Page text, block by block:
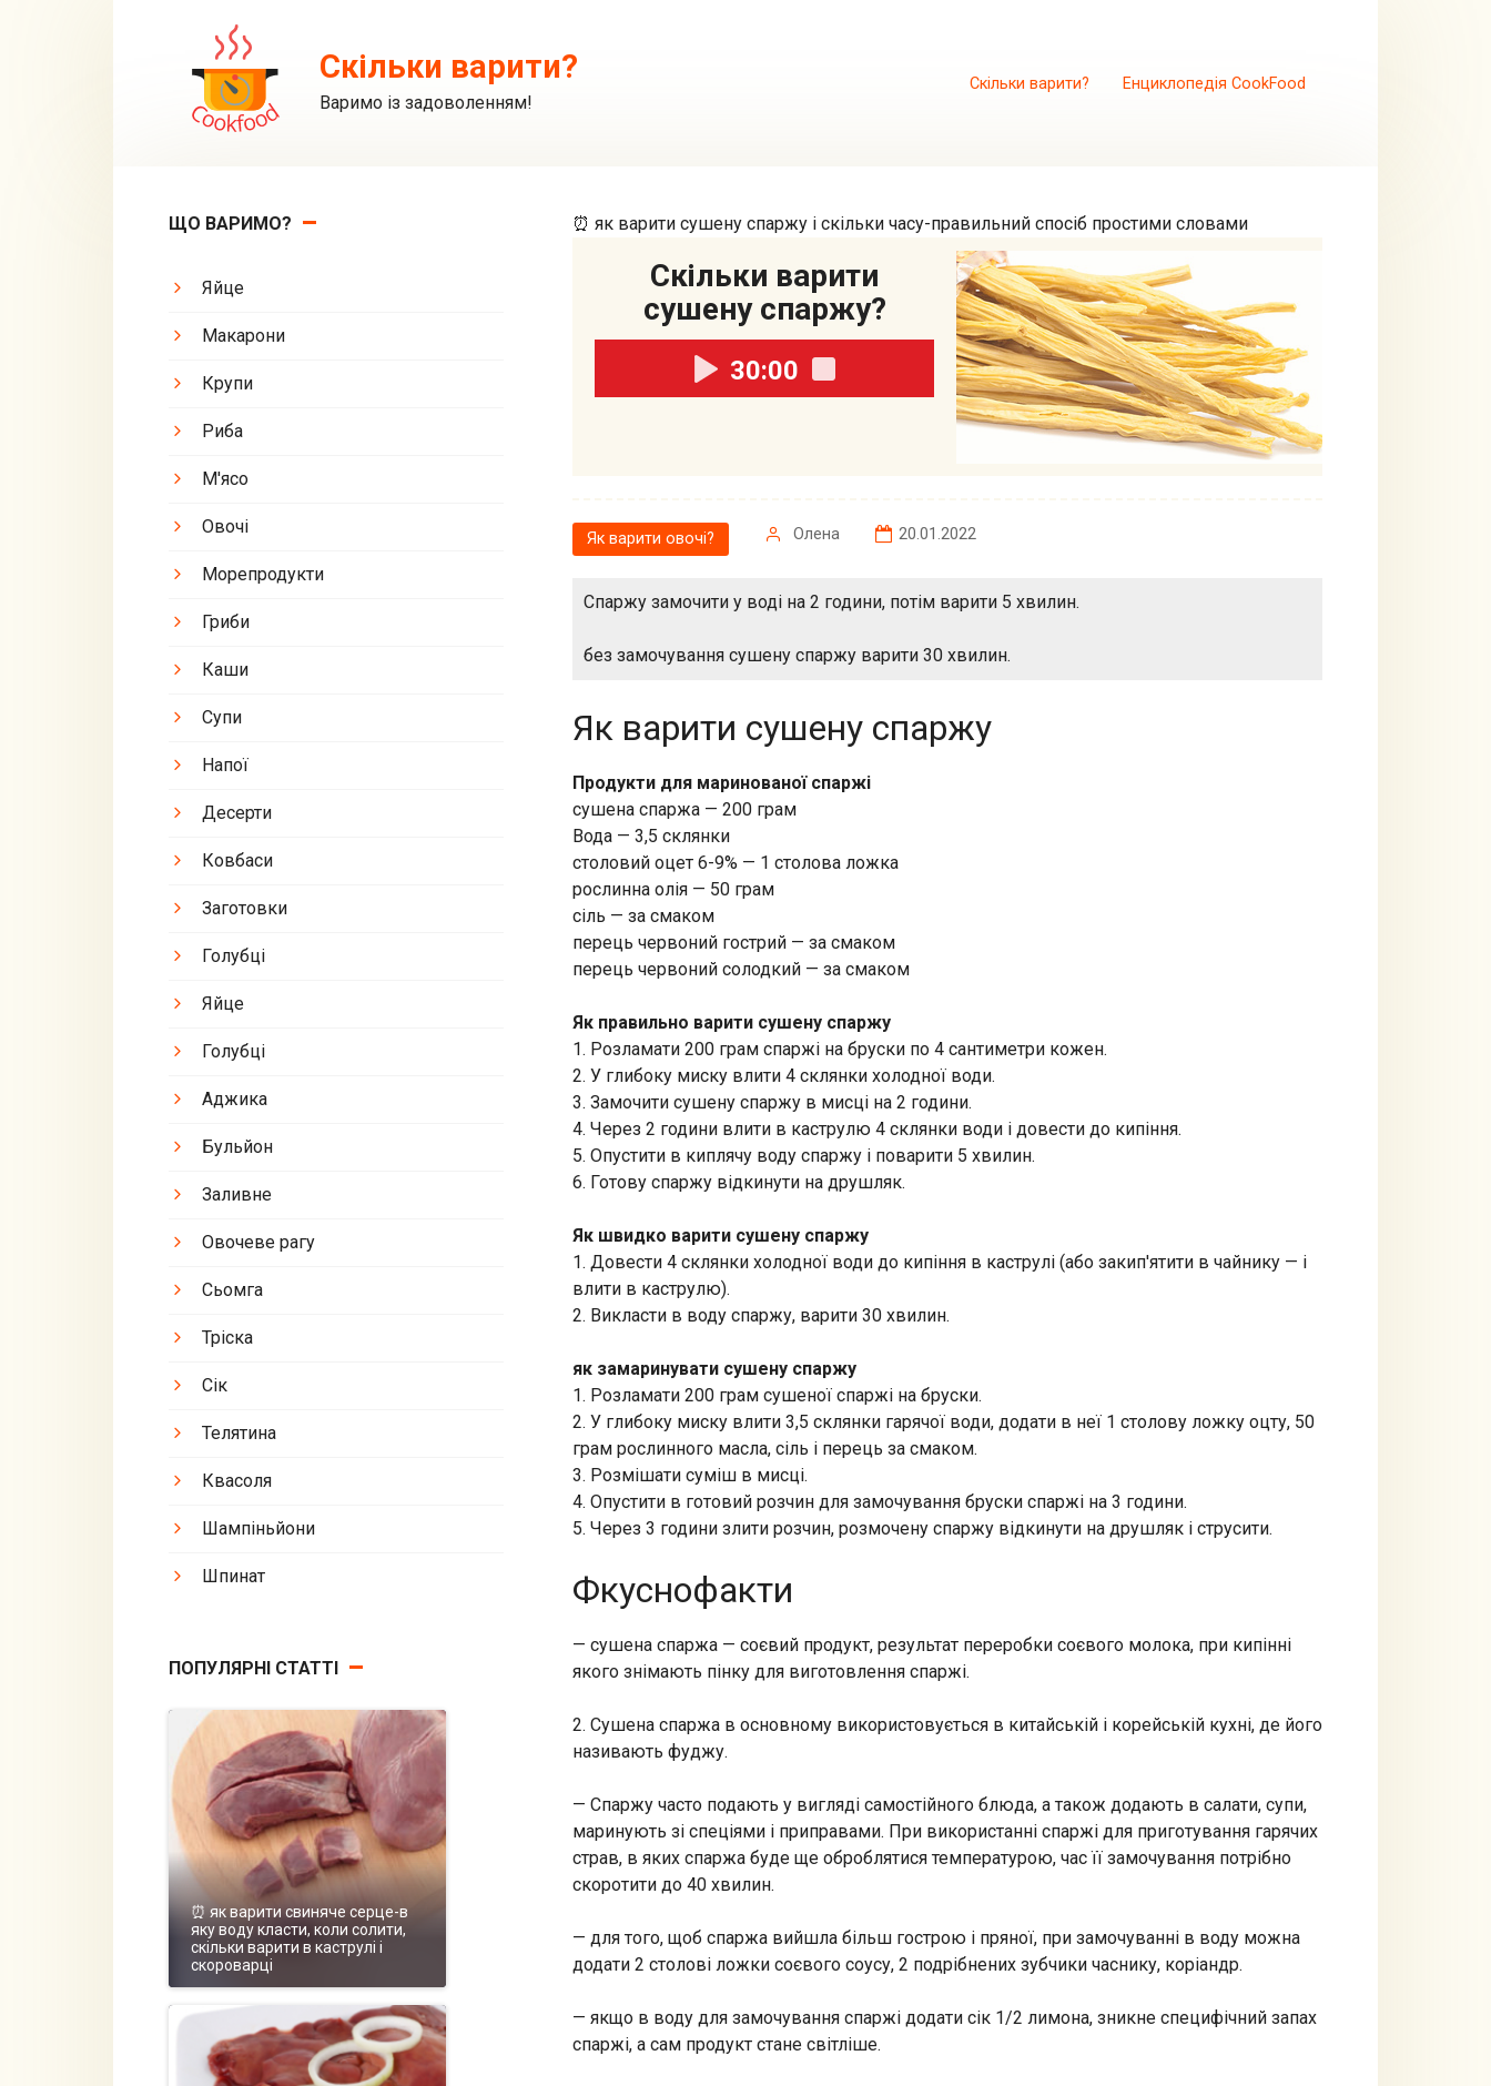
Скільки варити?
Варимо із задоволенням!
Скільки варити? Енциклопедія CookFood
⏰ як варити сушену спаржу і скільки часу-правильний спосіб простими словами
Скільки варити
сушену спаржу?
30:00
Як варити овочі? Олена 20.01.2022
Спаржу замочити у воді на 2 години, потім варити 5 хвилин.
без замочування сушену спаржу варити 30 хвилин.
Як варити сушену спаржу
Продукти для маринованої спаржі
сушена спаржа — 200 грам
Вода — 3,5 склянки
столовий оцет 6-9% — 1 столова ложка
рослинна олія — 50 грам
сіль — за смаком
перець червоний гострий — за смаком
перець червоний солодкий — за смаком
Як правильно варити сушену спаржу
1. Розламати 200 грам спаржі на бруски по 4 сантиметри кожен.
2. У глибоку миску влити 4 склянки холодної води.
3. Замочити сушену спаржу в мисці на 2 години.
4. Через 2 години влити в каструлю 4 склянки води і довести до кипіння.
5. Опустити в киплячу воду спаржу і поварити 5 хвилин.
6. Готову спаржу відкинути на друшляк.
Як швидко варити сушену спаржу
1. Довести 4 склянки холодної води до кипіння в каструлі (або закип'ятити в чайнику — і
влити в каструлю).
2. Викласти в воду спаржу, варити 30 хвилин.
як замаринувати сушену спаржу
1. Розламати 200 грам сушеної спаржі на бруски.
2. У глибоку миску влити 3,5 склянки гарячої води, додати в неї 1 столову ложку оцту, 50
грам рослинного масла, сіль і перець за смаком.
3. Розмішати суміш в мисці.
4. Опустити в готовий розчин для замочування бруски спаржі на 3 години.
5. Через 3 години злити розчин, розмочену спаржу відкинути на друшляк і струсити.
Фкуснофакти
— сушена спаржа — соєвий продукт, результат переробки соєвого молока, при кипінні
якого знімають пінку для виготовлення спаржі.
2. Сушена спаржа в основному використовується в китайській і корейській кухні, де його
називають фуджу.
— Спаржу часто подають у вигляді самостійного блюда, а також додають в салати, супи,
маринують зі спеціями і приправами. При використанні спаржі для приготування гарячих
страв, в яких спаржа буде ще оброблятися температурою, час її замочування потрібно
скоротити до 40 хвилин.
— для того, щоб спаржа вийшла більш гострою і пряної, при замочуванні в воду можна
додати 2 столові ложки соєвого соусу, 2 подрібнених зубчики часнику, коріандр.
— якщо в воду для замочування спаржі додати сік 1/2 лимона, зникне специфічний запах
спаржі, а сам продукт стане світліше.
ЩО ВАРИМО?
Яйце
Макарони
Крупи
Риба
М'ясо
Овочі
Морепродукти
Гриби
Каши
Супи
Напої
Десерти
Ковбаси
Заготовки
Голубці
Яйце
Голубці
Аджика
Бульйон
Заливне
Овочеве рагу
Сьомга
Тріска
Сік
Телятина
Квасоля
Шампіньйони
Шпинат
ПОПУЛЯРНІ СТАТТІ
⏰ як варити свиняче серце-в
яку воду класти, коли солити,
скільки варити в каструлі і
скороварці